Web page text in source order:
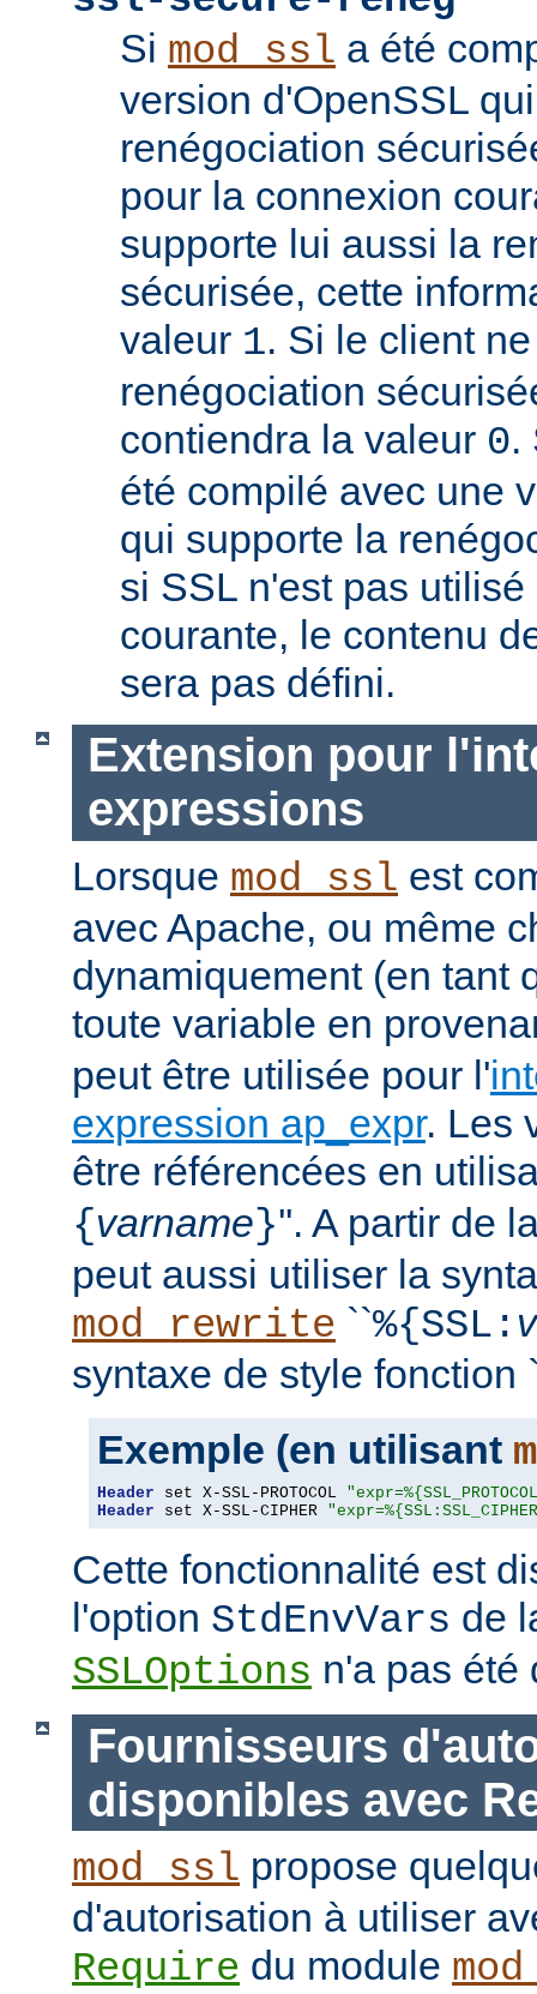
Si mod_ssl a été
version d'OpenSSL
renégociation
pour la connexion
supporte lui aussi la
sécurisée, cette
valeur 1. Si le client
renégociation
contiendra la valeur 0.
été compilé avec une
qui supporte la
si SSL n'est pas
courante, le contenu
sera pas défini.
Extension pour
expressions
Lorsque mod_ssl est
avec Apache, ou même
dynamiquement (en tant
toute variable en
peut être utilisée pour l'
expression ap_expr. Les
être référencées en
{varname}''. A partir de
peut aussi utiliser la
mod_rewrite ``%{SSL:
syntaxe de style fonction
Exemple (en utilisant
Header set X-SSL-PROTOCOL
Header set X-SSL-CIPHER
Cette fonctionnalité est
l'option StdEnvVars de
SSLOptions n'a pas été
Fournisseurs
disponibles avec
mod_ssl propose
d'autorisation à utiliser
Require du module